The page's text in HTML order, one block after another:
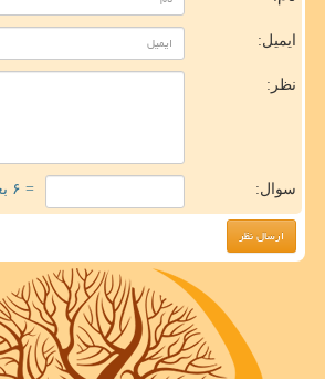
ایمیل:
نظر:
سوال: = ۶ بعلاوه ۱